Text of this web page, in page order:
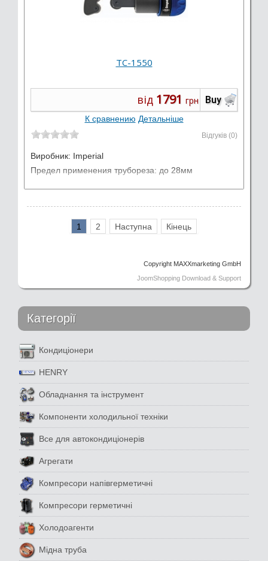
TC-1550
Buy
від 1791 грн
К сравнению Детальніше
Відгуків (0)
Виробник: Imperial
Предел применения трубореза: до 28мм
1 2 Наступна Кінець
Copyright MAXXmarketing GmbH
JoomShopping Download & Support
Категорії
Кондиціонери
HENRY
Обладнання та інструмент
Компоненти холодильної техніки
Все для автокондиціонерів
Агрегати
Компресори напівгерметичні
Компресори герметичні
Холодоагенти
Мідна труба